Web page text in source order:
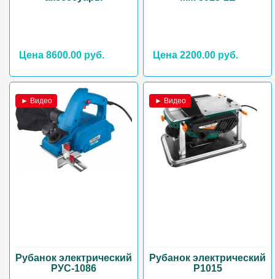
Цена 8600.00 руб. Цена 2200.00 руб.
► Видео
Рубанок электрический
РУС-1086
► Видео
Рубанок электрический
Р1015